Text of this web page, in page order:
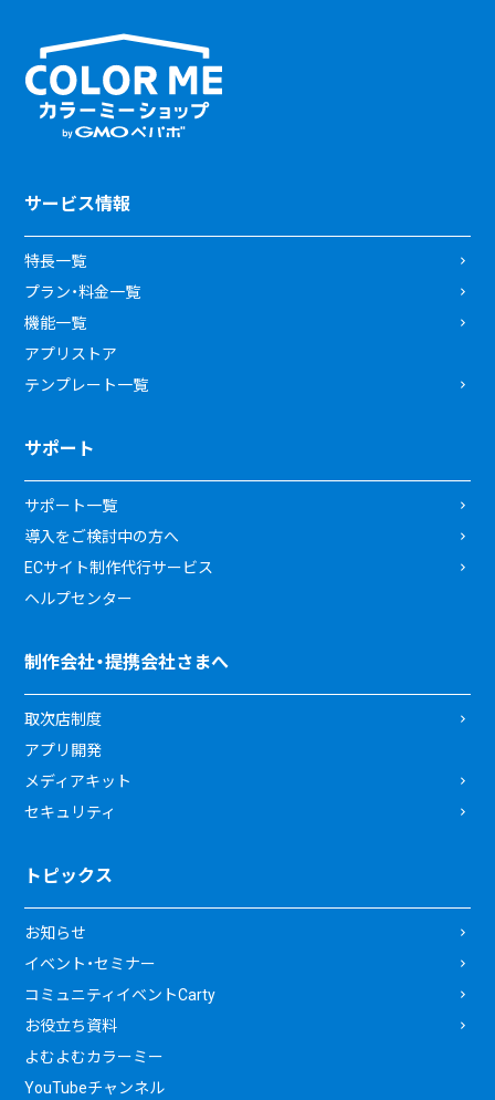
サービス情報
特長一覧
プラン・料金一覧
機能一覧
アプリストア
テンプレート一覧
サポート
サポート一覧
導入をご検討中の方へ
ECサイト制作代行サービス
ヘルプセンター
制作会社・提携会社さまへ
取次店制度
アプリ開発
メディアキット
セキュリティ
トピックス
お知らせ
イベント・セミナー
コミュニティイベントCarty
お役立ち資料
よむよむカラーミー
YouTubeチャンネル